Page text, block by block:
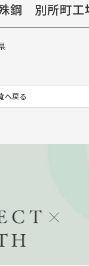
鋼 別所町工
へ戻る